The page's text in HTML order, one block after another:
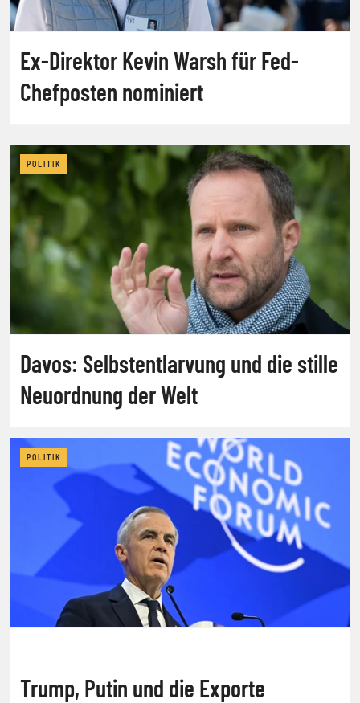
Ex-Direktor Kevin Warsh für Fed-
Chefposten nominiert
POLITIK
Davos: Selbstentlarvung und die stille
Neuordnung der Welt
POLITIK
Trump, Putin und die Exporte